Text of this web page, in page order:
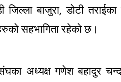
जिल्ला बाजुरा, डोटी
सहभागिता रहेको छ।
अध्यक्ष गणेश बहादुर